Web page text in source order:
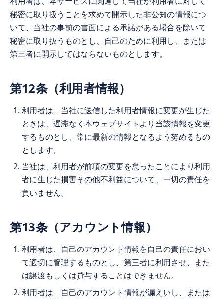
秘密に取り扱うことを求めて開示した非公知の情報につ
いて、当社の事前の書面による承諾がある場合を除いて
秘密に取り扱うものとし、自己のために利用し、または
第三者に開示してはならないものとします。
第12条（利用者情報）
利用者は、当社に送信した利用者情報に変更が生じた
ときは、遅滞なく本ウェブサイトより当該情報を変更
するものとし、常に最新の情報となるよう努めるもの
とします。
当社は、利用者が前項の変更を怠ったことにより利用
者に生じた損害その他不利益について、一切の責任を
負いません。
第13条（アカウント情報）
利用者は、自己のアカウント情報を自己の責任におい
て適切に管理するものとし、第三者に利用させ、また
は譲渡もしくは貸与することはできません。
利用者は、自己のアカウント情報が漏えいし、または